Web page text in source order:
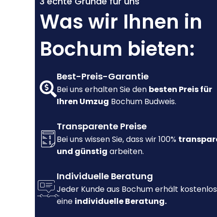
Was wir Ihnen in
Bochum bieten:
Best-Preis-Garantie
Bei uns erhalten Sie den besten Preis für
Ihren Umzug Bochum Budweis.
Transparente Preise
Bei uns wissen Sie, dass wir 100%
und günstig arbeiten.
Individuelle Beratung
Jeder Kunde aus Bochum erhält kostenlos
eine individuelle Beratung.